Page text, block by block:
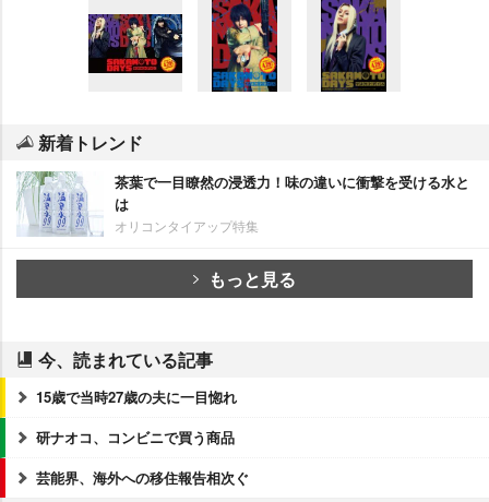
新着トレンド
茶葉で一目瞭然の浸透力！味の違いに衝撃を受ける水と
は
オリコンタイアップ特集
もっと見る
今、読まれている記事
15歳で当時27歳の夫に一目惚れ
研ナオコ、コンビニで買う商品
芸能界、海外への移住報告相次ぐ